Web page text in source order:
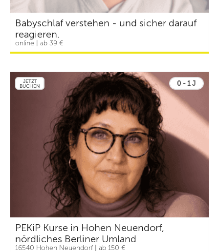
Babyschlaf verstehen - und sicher darauf
reagieren.
online | ab 39 €
JETZT
BUCHEN
0 - 1 J
PEKiP Kurse in Hohen Neuendorf,
nördliches Berliner Umland
16540 Hohen Neuendorf | ab 150 €